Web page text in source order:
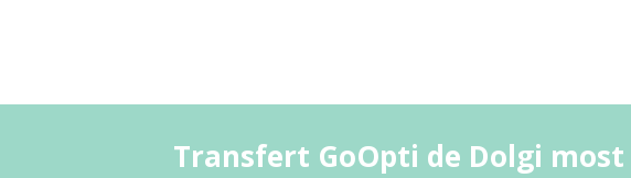
Transfert GoOpti de Dolgi most